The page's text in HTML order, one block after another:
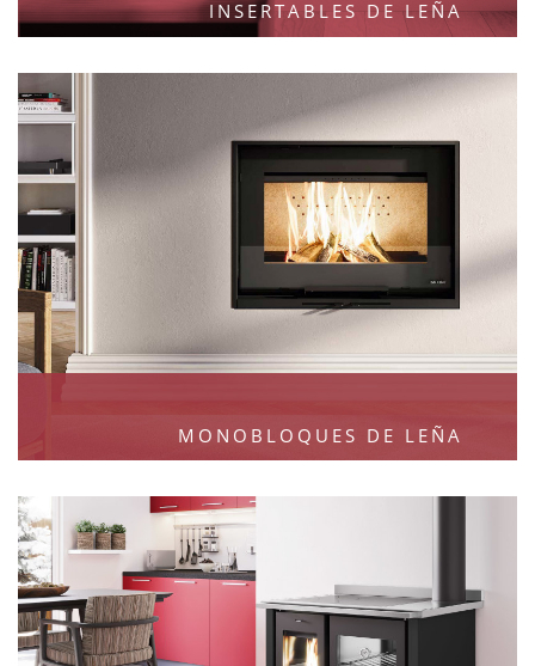
INSERTABLES DE LEÑA
MONOBLOQUES DE LEÑA